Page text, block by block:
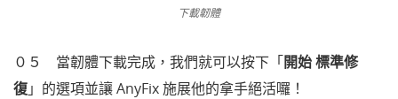
下載韌體
０５ 當韌體下載完成，我們就可以按下「開始 標準修
復」的選項並讓 AnyFix 施展他的拿手絕活囉！